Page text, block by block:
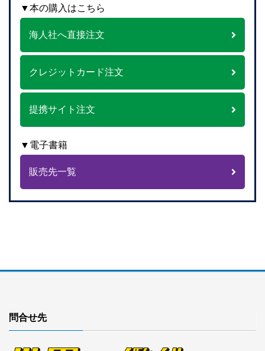
▼本の購入はこちら
海人社へ直接注文
クレジットカード注文
提携サイト注文
▼電子書籍
販売先一覧
問合せ先